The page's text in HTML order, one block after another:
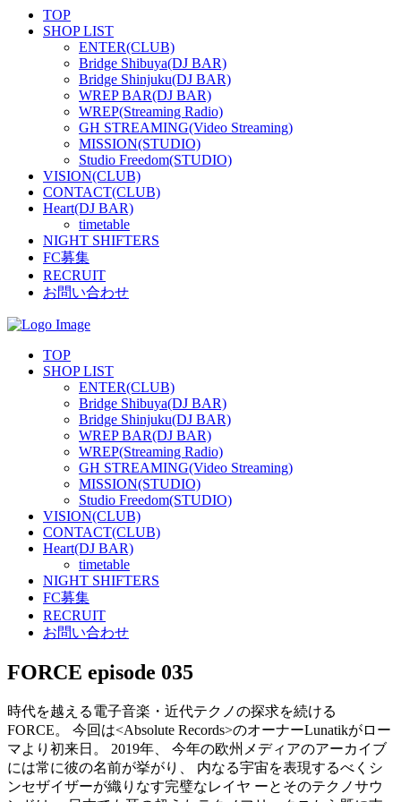
TOP
SHOP LIST
ENTER(CLUB)
Bridge Shibuya(DJ BAR)
Bridge Shinjuku(DJ BAR)
WREP BAR(DJ BAR)
WREP(Streaming Radio)
GH STREAMING(Video Streaming)
MISSION(STUDIO)
Studio Freedom(STUDIO)
VISION(CLUB)
CONTACT(CLUB)
Heart(DJ BAR)
timetable
NIGHT SHIFTERS
FC募集
RECRUIT
お問い合わせ
TOP
SHOP LIST
ENTER(CLUB)
Bridge Shibuya(DJ BAR)
Bridge Shinjuku(DJ BAR)
WREP BAR(DJ BAR)
WREP(Streaming Radio)
GH STREAMING(Video Streaming)
MISSION(STUDIO)
Studio Freedom(STUDIO)
VISION(CLUB)
CONTACT(CLUB)
Heart(DJ BAR)
timetable
NIGHT SHIFTERS
FC募集
RECRUIT
お問い合わせ
FORCE episode 035
時代を越える電子音楽・近代テクノの探求を続ける
FORCE。 今回は<Absolute Records>のオーナーLunatikがロー
マより初来日。 2019年、 今年の欧州メディアのアーカイブ
には常に彼の名前が挙がり、 内なる宇宙を表現するべくシ
ンセザイザーが織りなす完璧なレイヤ ーとそのテクノサウ